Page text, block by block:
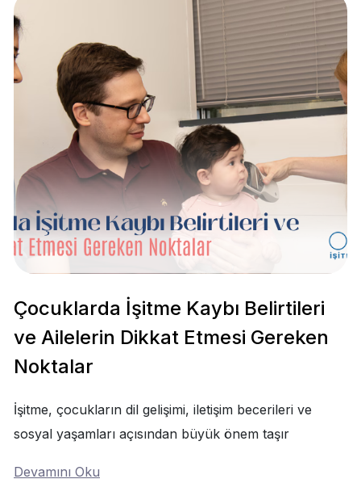
Çocuklarda İşitme Kaybı Belirtileri
ve Ailelerin Dikkat Etmesi Gereken
Noktalar
İşitme, çocukların dil gelişimi, iletişim becerileri ve
sosyal yaşamları açısından büyük önem taşır
Devamını Oku